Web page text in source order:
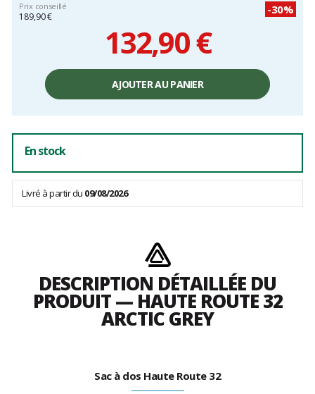
Prix conseillé
189,90 €
-30%
132,90 €
unitaire,
AJOUTER AU PANIER
En stock
Livré à partir du 09/08/2026
DESCRIPTION DÉTAILLÉE DU
PRODUIT — HAUTE ROUTE 32
ARCTIC GREY
Sac à dos Haute Route 32